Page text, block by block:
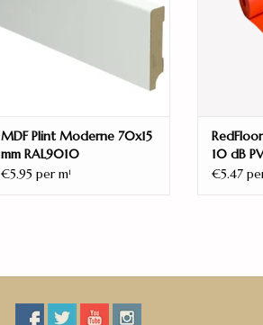
Geschikt voor vloerverwarming
De Venera combineert het beste van twee
MDF Plint Moderne 70x15
mm RAL9010
€5.95 per m1
10 dB
€5.47